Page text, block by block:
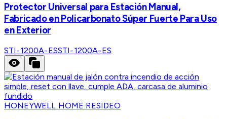
Protector Universal para Estación Manual,
Fabricado en Policarbonato Súper Fuerte Para Uso
en Exterior
STI-1200A-ESSTI-1200A-ES
HONEYWELL HOME RESIDEO